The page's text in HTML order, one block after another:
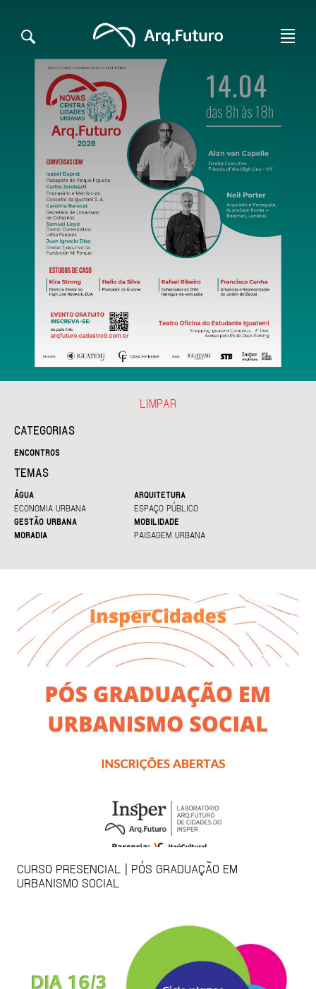
CATEGORIAS
ENCONTROS
TEMAS
ÁGUA
ARQUITETURA
ECONOMIA URBANA
ESPAÇO PÚBLICO
GESTÃO URBANA
MOBILIDADE
MORADIA
PAISAGEM URBANA
LIMPAR
CURSO PRESENCIAL | PÓS GRADUAÇÃO EM
URBANISMO SOCIAL